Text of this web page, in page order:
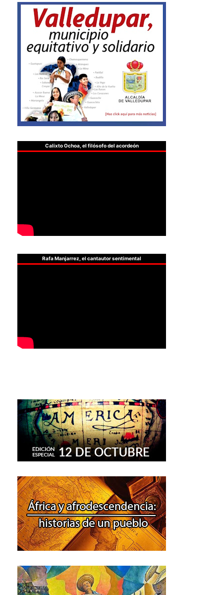
Calixto Ochoa, el filósofo del acordeón
Rafa Manjarrez, el cantautor sentimental